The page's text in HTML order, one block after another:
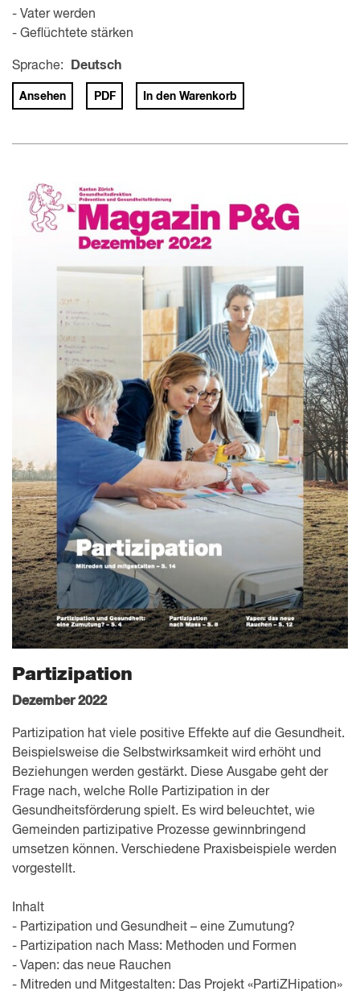
- Vater werden
- Geflüchtete stärken
Sprache: Deutsch
Ansehen PDF In den Warenkorb
Partizipation
Dezember 2022
Partizipation hat viele positive Effekte auf die Gesundheit.
Beispielsweise die Selbstwirksamkeit wird erhöht und
Beziehungen werden gestärkt. Diese Ausgabe geht der
Frage nach, welche Rolle Partizipation in der
Gesundheitsförderung spielt. Es wird beleuchtet, wie
Gemeinden partizipative Prozesse gewinnbringend
umsetzen können. Verschiedene Praxisbeispiele werden
vorgestellt.
Inhalt
- Partizipation und Gesundheit – eine Zumutung?
- Partizipation nach Mass: Methoden und Formen
- Vapen: das neue Rauchen
- Mitreden und Mitgestalten: Das Projekt «PartiZHipation»